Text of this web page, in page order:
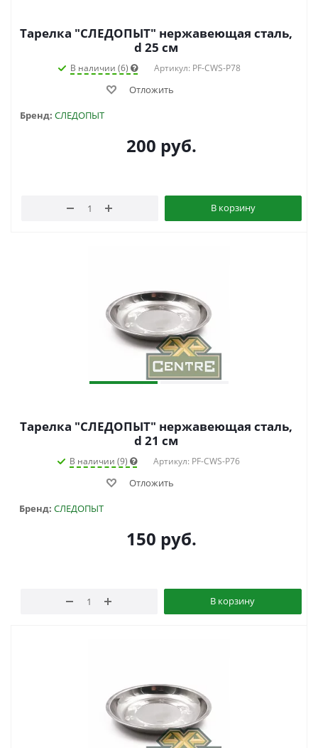
Тарелка "СЛЕДОПЫТ" нержавеющая сталь,
d 25 см
В наличии (6) Артикул: PF-CWS-P78
Отложить
Бренд: СЛЕДОПЫТ
200 руб.
В корзину
Тарелка "СЛЕДОПЫТ" нержавеющая сталь,
d 21 см
В наличии (9) Артикул: PF-CWS-P76
Отложить
Бренд: СЛЕДОПЫТ
150 руб.
В корзину